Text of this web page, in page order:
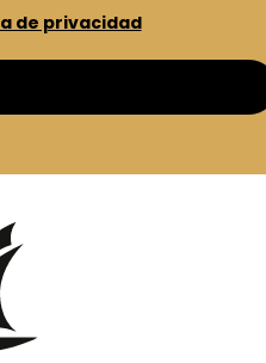
de privacidad